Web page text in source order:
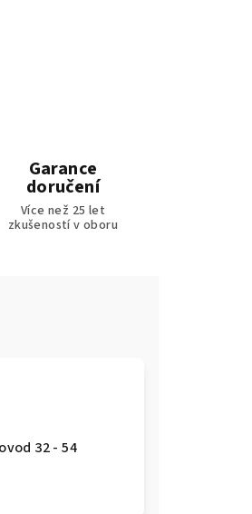
Garance
doručení
Více než 25 let
zkušeností v oboru
32 - 54